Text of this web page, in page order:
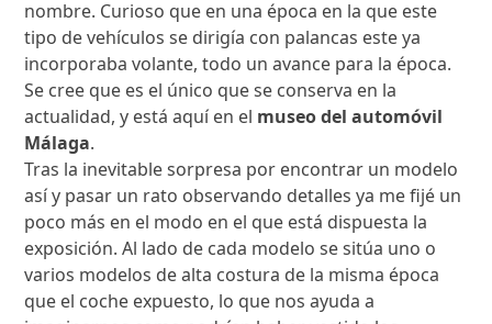
nombre. Curioso que en una época en la que este
tipo de vehículos se dirigía con palancas este ya
incorporaba volante, todo un avance para la época.
Se cree que es el único que se conserva en la
actualidad, y está aquí en el museo del automóvil
Málaga.
Tras la inevitable sorpresa por encontrar un modelo
así y pasar un rato observando detalles ya me fijé un
poco más en el modo en el que está dispuesta la
exposición. Al lado de cada modelo se sitúa uno o
varios modelos de alta costura de la misma época
que el coche expuesto, lo que nos ayuda a